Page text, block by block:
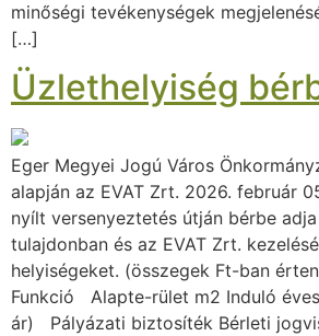
minőségi tevékenységek
[…]
Üzlethelyiség
Eger Megyei Jogú Város
alapján az EVAT Zrt. 2026. február
nyílt versenyeztetés útján bérbe
tulajdonban és az EVAT Zrt.
helyiségeket. (összegek Ft-ban
Funkció Alapte-rület m2 Induló
ár) Pályázati biztosíték Bérleti